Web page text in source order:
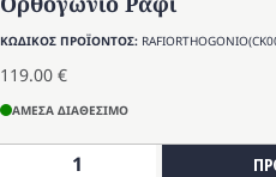
ΚΩΔΙΚΟΣ ΠΡΟΪΟΝΤΟΣ:
119.00 €
ΑΜΕΣΑ ΔΙΑΘΕΣΙΜΟ
Ορθογώνιο